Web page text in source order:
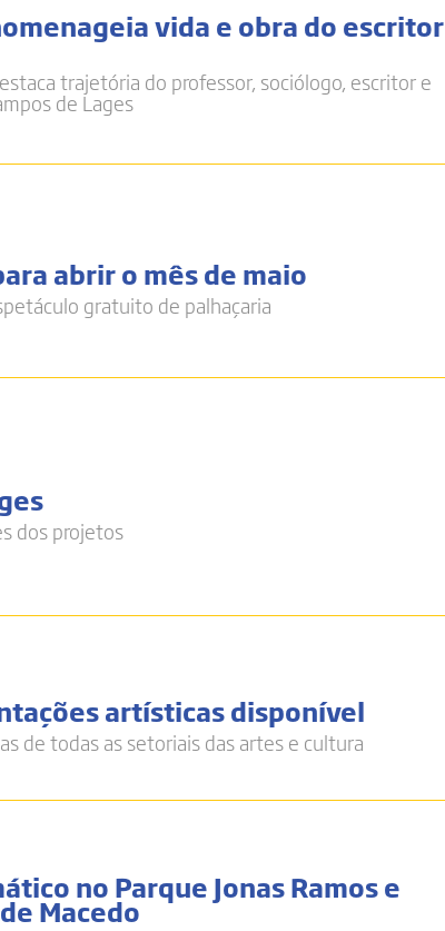
vida e obra do escritor
trajetória do professor, sociólogo, escritor e
de Lages
abrir o mês de maio
gratuito de palhaçaria
dos projetos
artísticas disponível
de todas as setoriais das artes e cultura
no Parque Jonas Ramos e
Macedo